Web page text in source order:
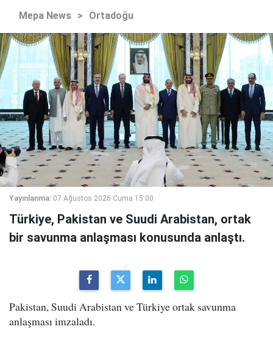
Mepa News > Ortadoğu
Yayınlanma: 07 Ağustos 2026 Cuma 15:00
Türkiye, Pakistan ve Suudi Arabistan, ortak
bir savunma anlaşması konusunda anlaştı.
Pakistan, Suudi Arabistan ve Türkiye ortak savunma
anlaşması imzaladı.